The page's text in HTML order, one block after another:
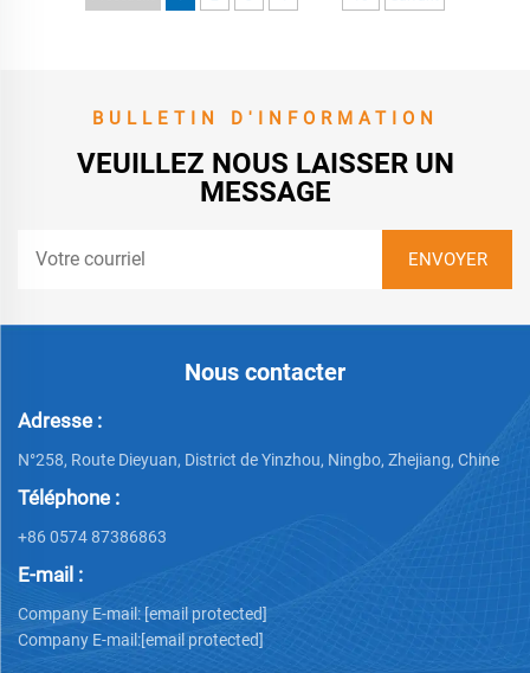
BULLETIN D'INFORMATION
VEUILLEZ NOUS LAISSER UN
MESSAGE
Nous contacter
Adresse :
N°258, Route Dieyuan, District de Yinzhou, Ningbo, Zhejiang, Chine
Téléphone :
+86 0574 87386863
E-mail :
Company E-mail:[email protected]
Company E-mail:[email protected]